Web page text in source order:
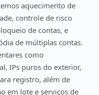
aquecimento de
controle de risco
de contas, e
de múltiplas contas.
como
IPs puros do exterior,
registro, além de
em lote e serviços de